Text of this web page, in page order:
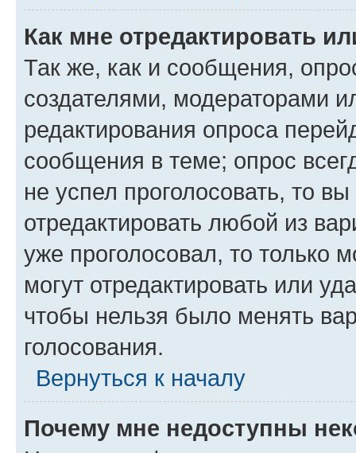
Как мне отредактировать
Так же, как и сообщения,
создателями, модераторами
редактирования опроса
сообщения в теме; опрос
не успел проголосовать, то
отредактировать любой из
уже проголосовал, то только
могут отредактировать или
чтобы нельзя было менять
голосования.
Вернуться к началу
Почему мне недоступны